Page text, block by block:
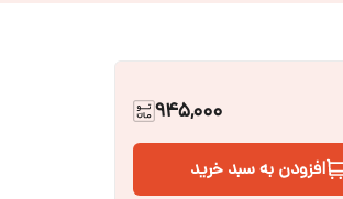
945,000
افزودن به سبد خرید